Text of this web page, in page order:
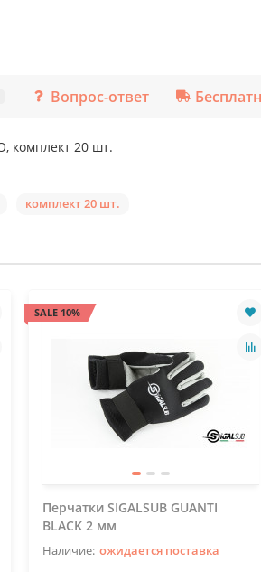
Вопрос-ответ
комплект 20 шт.
комплект 20 шт.
SALE 10%
Перчатки SIGALSUB GUANTI
BLACK 2 мм
ожидается поставка